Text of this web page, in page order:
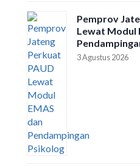
Pemprov
Lewat Modul
3 Agustus 2026